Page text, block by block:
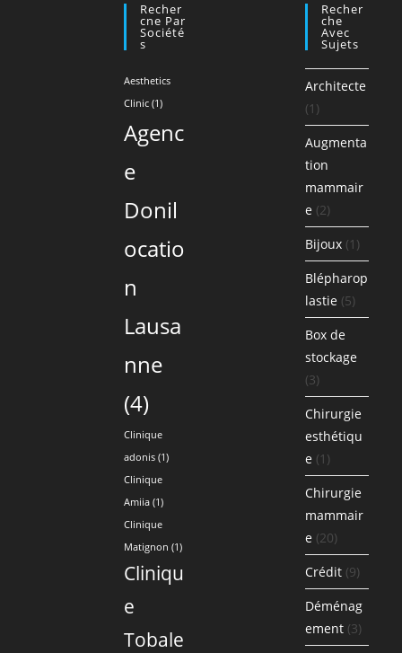
Recher
Cne Par
Société
S
Aesthetics
Clinic (1)
Agenc
e
Donil
ocatio
n
Lausa
nne
(4)
Clinique
adonis (1)
Clinique
Amiia (1)
Clinique
Matignon (1)
Cliniqu
e
Tobale
Recher
Che
Avec
Sujets
Architecte
(1)
Augmenta
tion
mammair
e (2)
Bijoux (1)
Blépharop
lastie (5)
Box de
stockage
(3)
Chirurgie
esthétiqu
e (1)
Chirurgie
mammair
e (20)
Crédit (9)
Déménag
ement (3)